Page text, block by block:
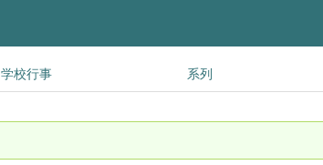
学校行事 系列